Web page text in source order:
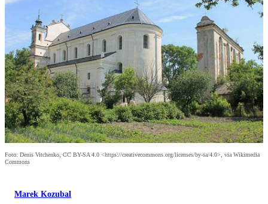
Foto: Denis Vitchenko, CC BY-SA 4.0 <https://creativecommons.org/licenses/by-sa/4.0>, via Wikimedia
Commons
Marek Kozubal